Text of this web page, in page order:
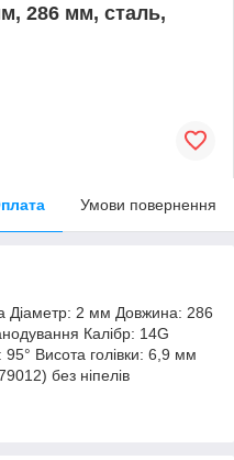
286 мм, сталь,
Умови повернення
Діаметр: 2 мм Довжина: 286
Калібр: 14G
95° Висота голівки: 6,9 мм
без ніпелів